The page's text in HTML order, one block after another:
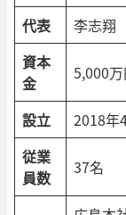
代表
李志翔
資本
金
5,000
設立
2018年
従業
員数
37名